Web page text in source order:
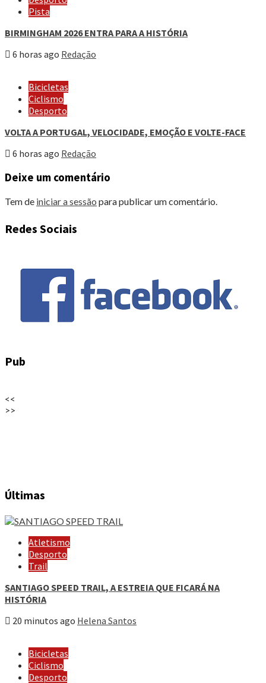
Pista
BIRMINGHAM 2026 ENTRA PARA A HISTÓRIA
6 horas ago Redação
Bicicletas
Ciclismo
Desporto
VOLTA A PORTUGAL, VELOCIDADE, EMOÇÃO E VOLTE-FACE
6 horas ago Redação
Deixe um comentário
Tem de iniciar a sessão para publicar um comentário.
Redes Sociais
Pub
<<
>>
Últimas
Atletismo
Desporto
Trail
SANTIAGO SPEED TRAIL, A ESTREIA QUE FICARÁ NA
HISTÓRIA
20 minutos ago Helena Santos
Bicicletas
Ciclismo
Desporto